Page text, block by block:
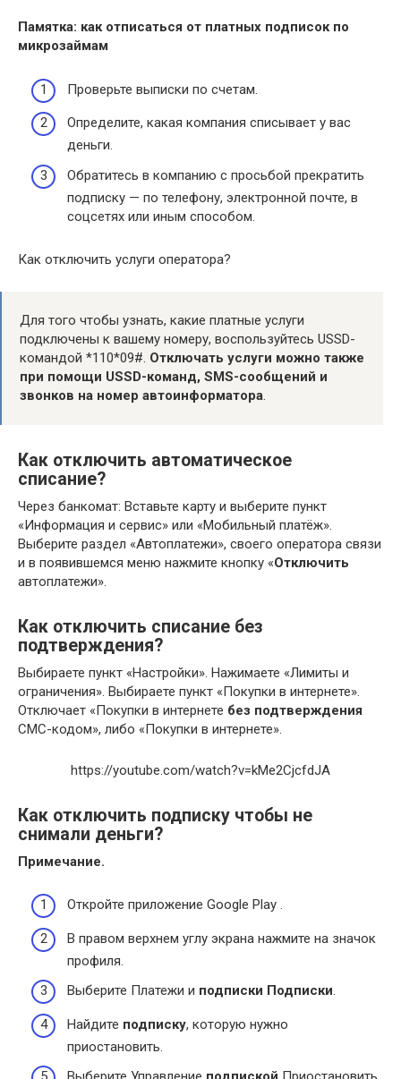
Памятка: как отписаться от платных подписок по
микрозаймам
Проверьте выписки по счетам.
Определите, какая компания списывает у вас
деньги.
Обратитесь в компанию с просьбой прекратить
подписку — по телефону, электронной почте, в
соцсетях или иным способом.
Как отключить услуги оператора?
Для того чтобы узнать, какие платные услуги
подключены к вашему номеру, воспользуйтесь USSD-
командой *110*09#. Отключать услуги можно также
при помощи USSD-команд, SMS-сообщений и
звонков на номер автоинформатора.
Как отключить автоматическое
списание?
Через банкомат: Вставьте карту и выберите пункт
«Информация и сервис» или «Мобильный платёж».
Выберите раздел «Автоплатежи», своего оператора связи
и в появившемся меню нажмите кнопку «Отключить
автоплатежи».
Как отключить списание без
подтверждения?
Выбираете пункт «Настройки». Нажимаете «Лимиты и
ограничения». Выбираете пункт «Покупки в интернете».
Отключает «Покупки в интернете без подтверждения
СМС-кодом», либо «Покупки в интернете».
https://youtube.com/watch?v=kMe2CjcfdJA
Как отключить подписку чтобы не
снимали деньги?
Примечание.
Откройте приложение Google Play .
В правом верхнем углу экрана нажмите на значок
профиля.
Выберите Платежи и подписки Подписки.
Найдите подписку, которую нужно
приостановить.